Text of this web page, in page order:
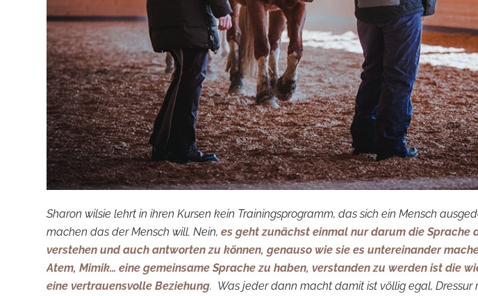
Sharon wilsie lehrt in ihren Kursen kein Trainingsprogramm, das sich ein Mensch
machen das der Mensch will. Nein, es geht zunächst einmal nur darum die Sprache
verstehen und auch antworten zu können, genauso wie sie es untereinander
Atem, Mimik… eine gemeinsame Sprache zu haben, verstanden zu werden ist die
eine vertrauensvolle Beziehung. Was jeder dann macht damit ist völlig egal, Dressur